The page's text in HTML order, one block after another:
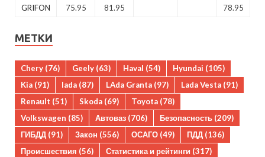
GRIFON
75.95 81.95 78.95
МЕТКИ
Chery (76) Geely (63) Haval (54) Hyundai (105)
Kia (91) lada (87) LAda Granta (97) Lada Vesta (91)
Renault (51) Skoda (69) Toyota (78)
Volkswagen (85) Автоваз (706) Безопасность (209)
ГИБДД (91) Закон (556) ОСАГО (49) ПДД (136)
Происшествия (56) Статистика и рейтинги (317)